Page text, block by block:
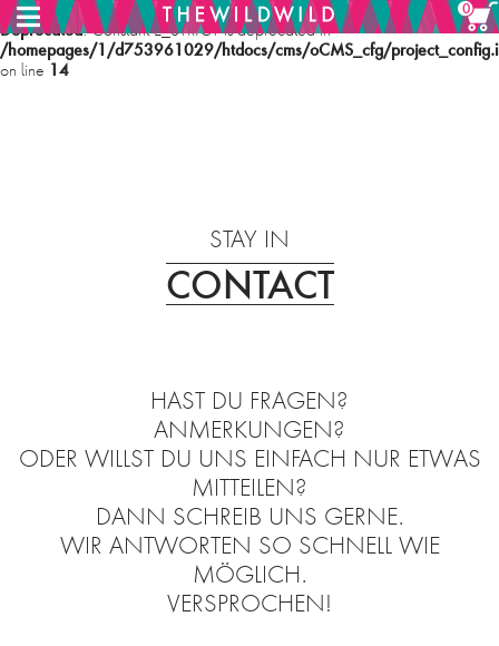
Deprecated: Constant E_STRICT is deprecated in
/homepages/1/d753961029/htdocs/cms/oCMS_cfg/
on line 14
PHILOSOPHIE
AGB
0
STAY IN
CONTACT
HAST DU FRAGEN?
ANMERKUNGEN?
ODER WILLST DU UNS EINFACH NUR ETWAS
MITTEILEN?
DANN SCHREIB UNS GERNE.
WIR ANTWORTEN SO SCHNELL WIE
MÖGLICH.
VERSPROCHEN!